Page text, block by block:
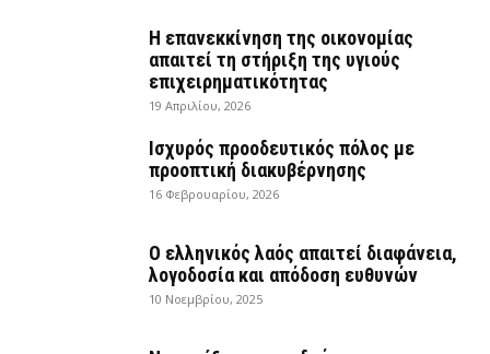
Η επανεκκίνηση της οικονομίας
απαιτεί τη στήριξη της υγιούς
επιχειρηματικότητας
19 Απριλίου, 2026
Ισχυρός προοδευτικός πόλος με
προοπτική διακυβέρνησης
16 Φεβρουαρίου, 2026
Ο ελληνικός λαός απαιτεί διαφάνεια,
λογοδοσία και απόδοση ευθυνών
10 Νοεμβρίου, 2025